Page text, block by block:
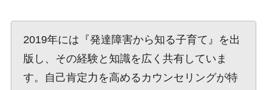
2019年には『発達障害から知る子育て』を出
版し、その経験と知識を広く共有していま
す。自己肯定力を高めるカウンセリングが特